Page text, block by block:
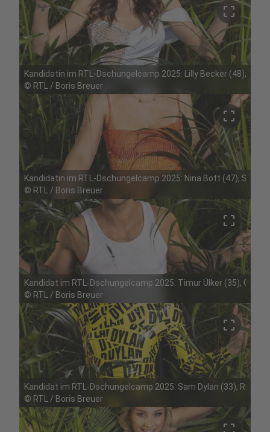
crop_free
Kandidatin im RTL-Dschungelcamp 2025: Lilly Becker (48),
© RTL / Boris Breuer
crop_free
Kandidatin im RTL-Dschungelcamp 2025: Nina Bott (47),
© RTL / Boris Breuer
crop_free
Kandidat im RTL-Dschungelcamp 2025: Timur Ülker (35),
© RTL / Boris Breuer
crop_free
Kandidat im RTL-Dschungelcamp 2025: Sam Dylan (33),
© RTL / Boris Breuer